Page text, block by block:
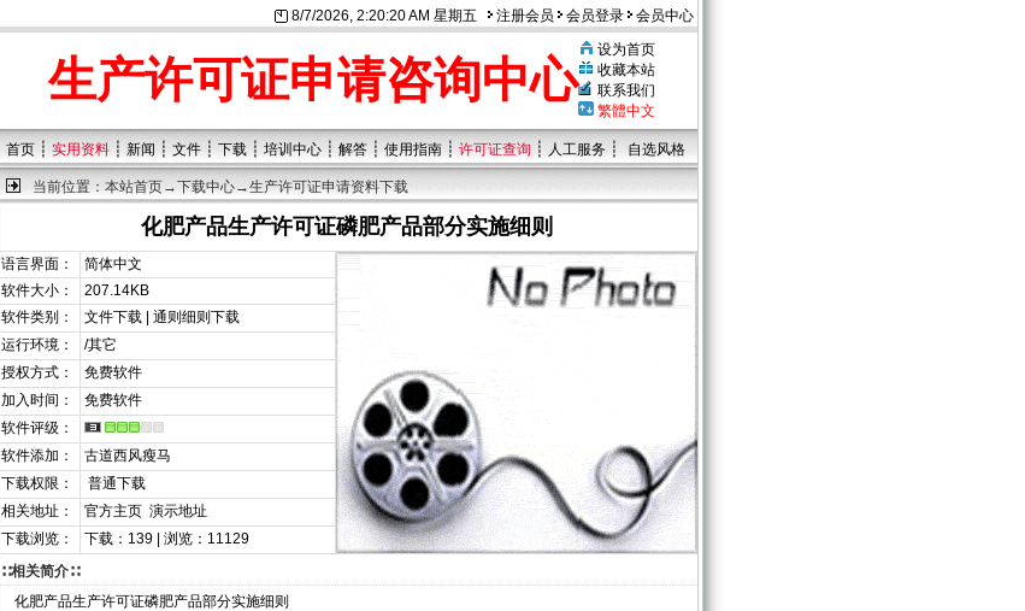
8/7/2026, 2:20:20 AM 星期五 注册会员 会员登录 会员中心
生产许可证申请咨询中心
设为首页
收藏本站
联系我们
繁體中文
首页 ┊ 实用资料 ┊ 新闻 ┊ 文件 ┊ 下载 ┊ 培训中心 ┊ 解答 ┊ 使用指南 ┊ 许可证查询 ┊ 人工服务 ┊ 自选风格
当前位置： 本站首页→下载中心→生产许可证申请资料下载
化肥产品生产许可证磷肥产品部分实施细则
语言界面：
简体中文
软件大小：
207.14KB
软件类别：
文件下载 | 通则细则下载
运行环境：
/其它
授权方式：
免费软件
加入时间：
免费软件
软件评级：
软件添加：
古道西风瘦马
下载权限：
普通下载
相关地址：
官方主页 演示地址
下载浏览：
下载：139 | 浏览：11129
∷相关简介∷
化肥产品生产许可证磷肥产品部分实施细则